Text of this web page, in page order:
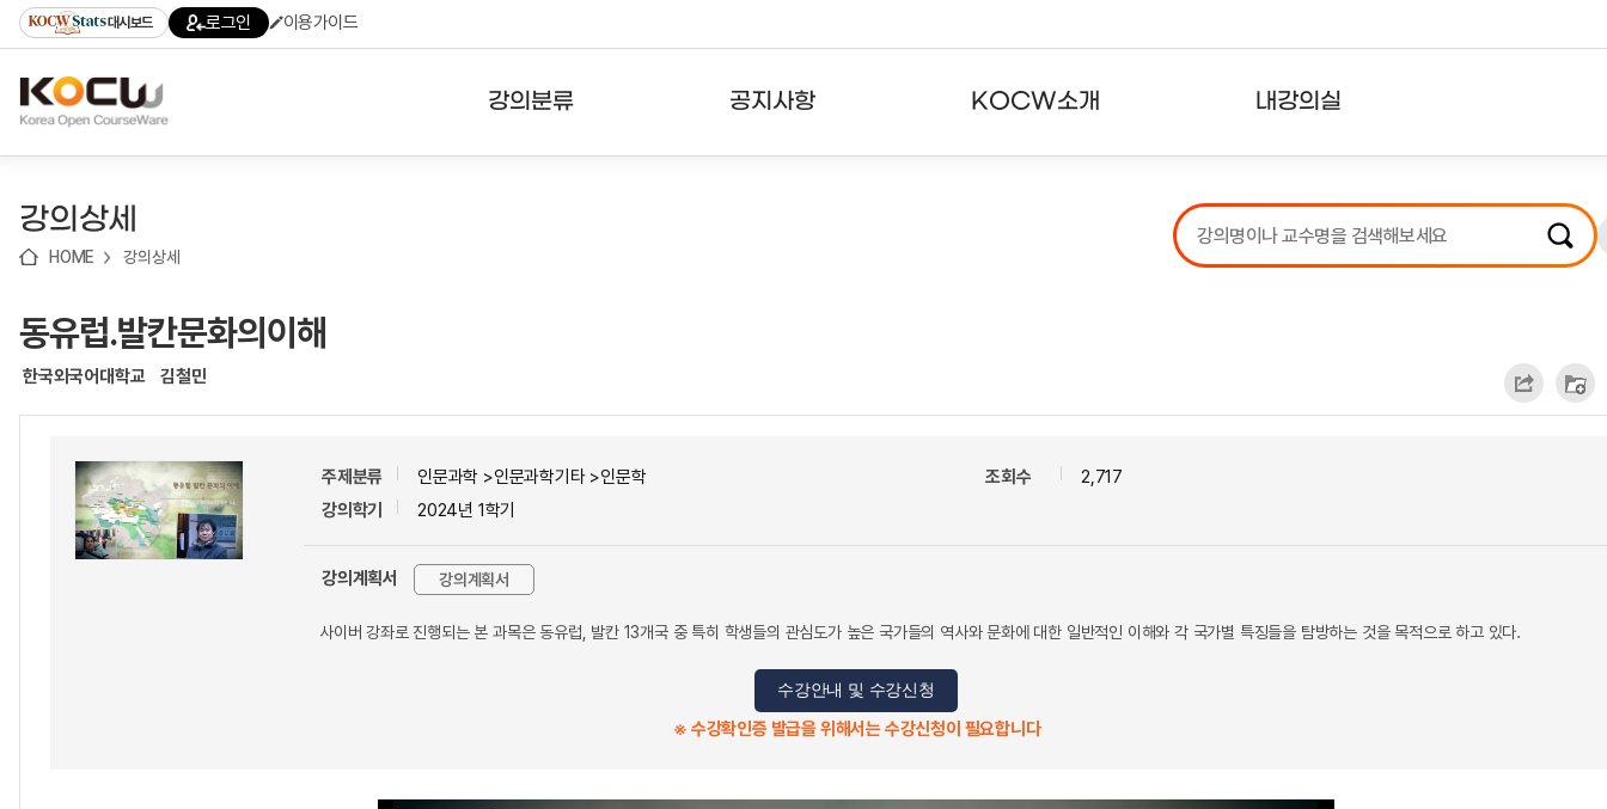
기
기
기
content)
가
대시보드 로그인 이용가이드
강의분류 공지사항 KOCW소개 내강의실
강의리스트
수강확인증강의
강의상세
HOME 강의상세
동유럽.발칸문화의이해
한국외국어대학교 김철민
주제분류
인문과학 >인문과학기타 >인문학
강의학기
2024년 1학기
조회수 2,717
강의계획서 강의계획서
사이버 강좌로 진행되는 본 과목은 동유럽, 발칸 13개국 중 특히 학생들의 관심도가 높은 국가들의 역사와 문화에 대한 일반적인 이해와 각 국가별 특징들을 탐방하는 것을 목적으로 하고 있다.
수강안내 및 수강신청
※ 수강확인증 발급을 위해서는 수강신청이 필요합니다